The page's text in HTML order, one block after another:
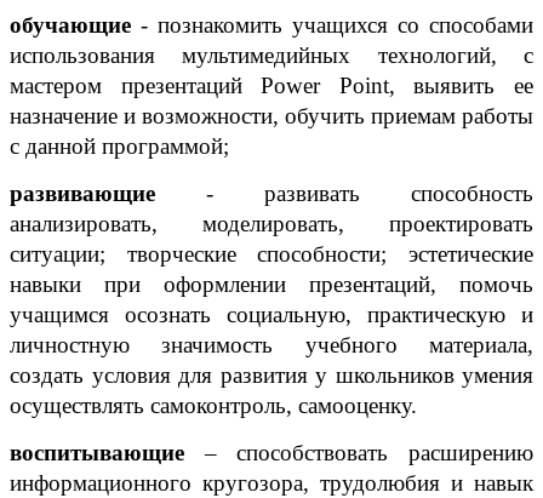
обучающие - познакомить учащихся со способами
использования мультимедийных технологий, с
мастером презентацийPower Point, выявить ее
назначение и возможности, обучить приемам работы
с данной программой;
развивающие - развивать способность
анализировать, моделировать, проектировать
ситуации; творческие способности; эстетические
навыки при оформлении презентаций, помочь
учащимся осознать социальную, практическую и
личностную значимость учебного материала,
создать условия для развития у школьников умения
осуществлять самоконтроль, самооценку.
воспитывающие – способствовать расширению
информационного кругозора, трудолюбия и навык